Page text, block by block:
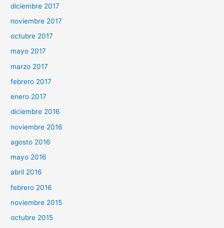
diciembre 2017
noviembre 2017
octubre 2017
mayo 2017
marzo 2017
febrero 2017
enero 2017
diciembre 2016
noviembre 2016
agosto 2016
mayo 2016
abril 2016
febrero 2016
noviembre 2015
octubre 2015